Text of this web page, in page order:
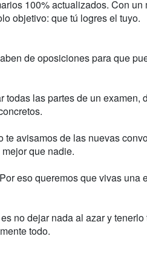
100% actualizados. Con un
objetivo: que tú logres el tuyo.
de oposiciones para que
todas las partes de un examen,
avisamos de las nuevas
que nadie.
eso queremos que vivas una
no dejar nada al azar y
todo.